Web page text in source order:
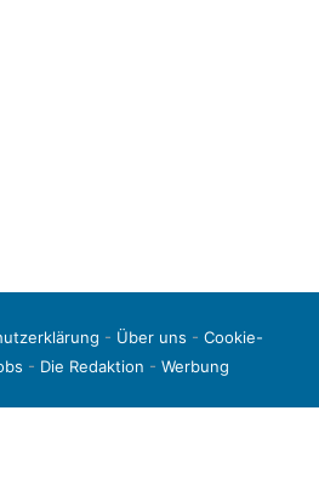
- Über uns - Cookie-
- Die Redaktion - Werbung